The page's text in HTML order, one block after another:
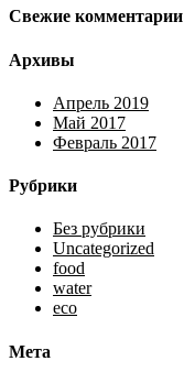
Свежие комментарии
Архивы
Апрель 2019
Май 2017
Февраль 2017
Рубрики
Без рубрики
Uncategorized
food
water
eco
Мета